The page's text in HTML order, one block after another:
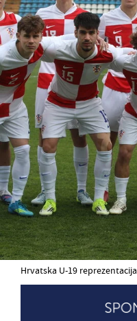
Hrvatska U-19 reprezentacija